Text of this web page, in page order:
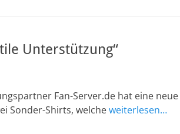
Unterstützung“
Fan-Server.de hat eine
Sonder-Shirts, welcheweiterlesen…